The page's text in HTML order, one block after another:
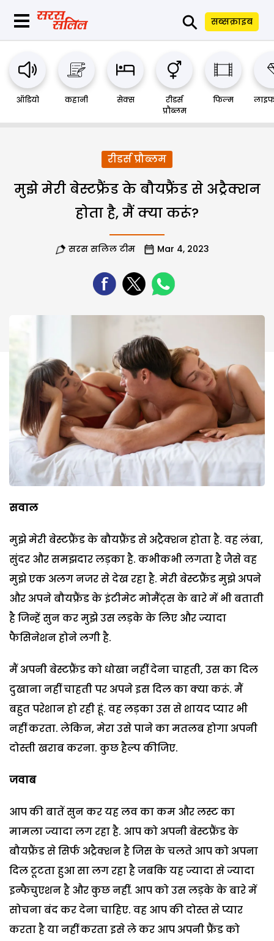
⚲ सब्सक्राइब
ऑडियो कहानी सेक्स
रीडर्स
प्रौब्लम
फिल्म
रीडर्स प्रौब्लम
मुझे मेरी बेस्टफ्रैंड के बौयफ्रैंड से अट्रैक्शन
होता है, मैं क्या करूं?
सरस सलिल टीम Mar 4, 2023
सवाल
मुझे मेरी बेस्टफ्रैंड के बौयफ्रैंड से अट्रैक्शन होता है. वह लंबा,
सुंदर और समझदार लड़का है. कभीकभी लगता है जैसे वह
मुझे एक अलग नजर से देख रहा है. मेरी बेस्टफ्रैंड मुझे अपने
और अपने बौयफ्रैंड के इंटीमेट मोमैंट्स के बारे में भी बताती
है जिन्हें सुन कर मुझे उस लड़के के लिए और ज्यादा
फैसिनेशन होने लगी है.
मैं अपनी बेस्टफ्रैंड को धोखा नहीं देना चाहती, उस का दिल
दुखाना नहीं चाहती पर अपने इस दिल का क्या करूं. मैं
बहुत परेशान हो रही हूं. वह लड़का उस से शायद प्यार भी
नहीं करता. लेकिन, मेरा उसे पाने का मतलब होगा अपनी
दोस्ती खराब करना. कुछ हैल्प कीजिए.
जवाब
आप की बातें सुन कर यह लव का कम और लस्ट का
मामला ज्यादा लग रहा है. आप को अपनी बेस्टफ्रैंड के
बौयफ्रैंड से सिर्फ अट्रैक्शन है जिस के चलते आप को अपना
दिल टूटता हुआ सा लग रहा है जबकि यह ज्यादा से ज्यादा
इन्फैचुएशन है और कुछ नहीं. आप को उस लड़के के बारे में
सोचना बंद कर देना चाहिए. वह आप की दोस्त से प्यार
करता है या नहीं करता इसे ले कर आप अपनी फ्रैंड को